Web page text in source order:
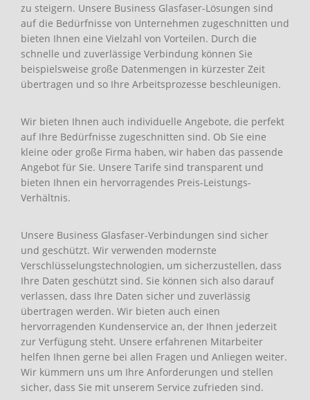
zu steigern. Unsere Business Glasfaser-Lösungen sind
auf die Bedürfnisse von Unternehmen zugeschnitten und
bieten Ihnen eine Vielzahl von Vorteilen. Durch die
schnelle und zuverlässige Verbindung können Sie
beispielsweise große Datenmengen in kürzester Zeit
übertragen und so Ihre Arbeitsprozesse beschleunigen.
Wir bieten Ihnen auch individuelle Angebote, die perfekt
auf Ihre Bedürfnisse zugeschnitten sind. Ob Sie eine
kleine oder große Firma haben, wir haben das passende
Angebot für Sie. Unsere Tarife sind transparent und
bieten Ihnen ein hervorragendes Preis-Leistungs-
Verhältnis.
Unsere Business Glasfaser-Verbindungen sind sicher
und geschützt. Wir verwenden modernste
Verschlüsselungstechnologien, um sicherzustellen, dass
Ihre Daten geschützt sind. Sie können sich also darauf
verlassen, dass Ihre Daten sicher und zuverlässig
übertragen werden. Wir bieten auch einen
hervorragenden Kundenservice an, der Ihnen jederzeit
zur Verfügung steht. Unsere erfahrenen Mitarbeiter
helfen Ihnen gerne bei allen Fragen und Anliegen weiter.
Wir kümmern uns um Ihre Anforderungen und stellen
sicher, dass Sie mit unserem Service zufrieden sind.